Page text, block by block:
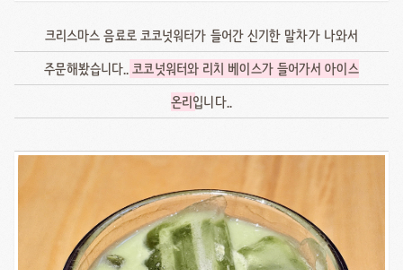
크리스마스 음료로 코코넛워터가 들어간 신기한 말차가 나와서
주문해봤습니다..코코넛워터와 리치 베이스가 들어가서 아이스
온리입니다..